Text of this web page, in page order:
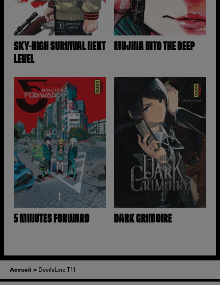
SKY-HIGH SURVIVAL NEXT
LEVEL
MUJINA INTO THE DEEP
5 MINUTES FORWARD DARK GRIMOIRE
Accueil DevilsLine T11